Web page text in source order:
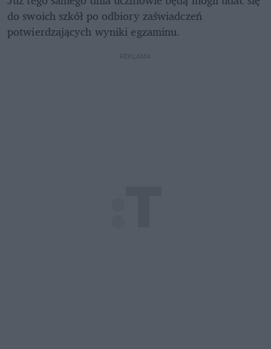
do swoich szkół po odbiory zaświadczeń
potwierdzających wyniki egzaminu.
REKLAMA